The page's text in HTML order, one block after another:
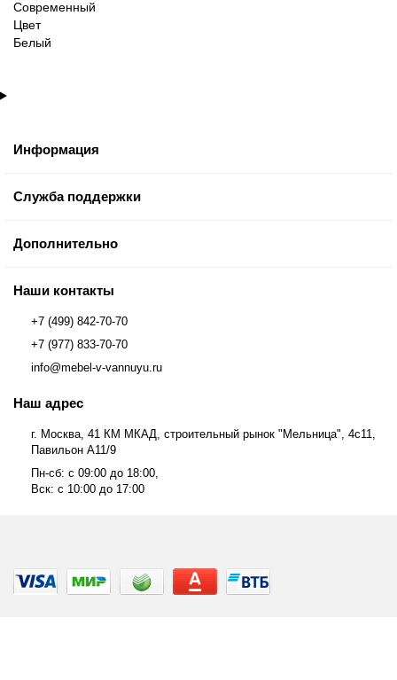
Современный
Цвет
Белый
Информация
Служба поддержки
Дополнительно
Наши контакты
+7 (499) 842-70-70
+7 (977) 833-70-70
info@mebel-v-vannuyu.ru
Наш адрес
г. Москва, 41 КМ МКАД, строительный рынок "Мельница", 4с11,
Павильон А11/9
Пн-сб: с 09:00 до 18:00,
Вск: с 10:00 до 17:00